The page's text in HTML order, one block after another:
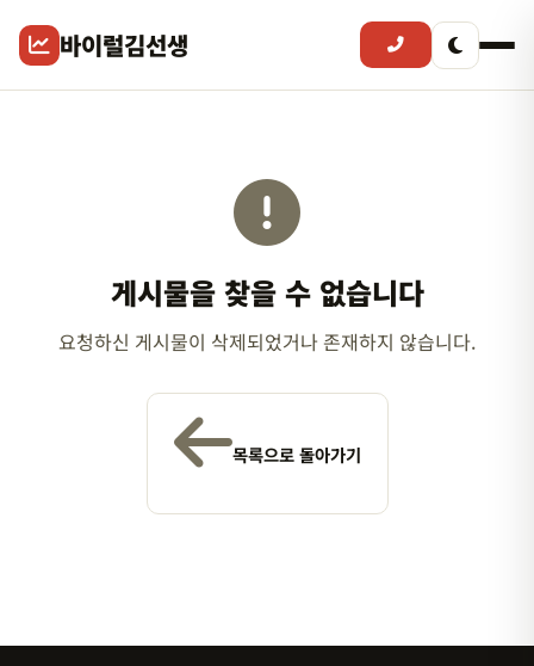
바이럴김선생
게시물을 찾을 수 없습니다
요청하신 게시물이 삭제되었거나 존재하지 않습니다.
목록으로 돌아가기